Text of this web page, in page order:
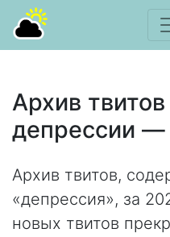
Архив
депрессии —
Архив твитов,
«депрессия», за
новых твитов